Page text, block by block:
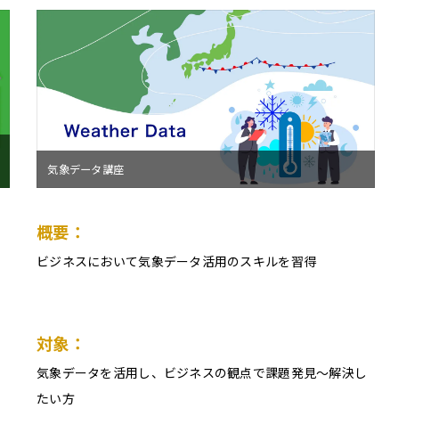
気象データ講座
概要：
ビジネスにおいて気象データ活用のスキルを習得
対象：
気象データを活用し、ビジネスの観点で課題発見～解決し
たい方